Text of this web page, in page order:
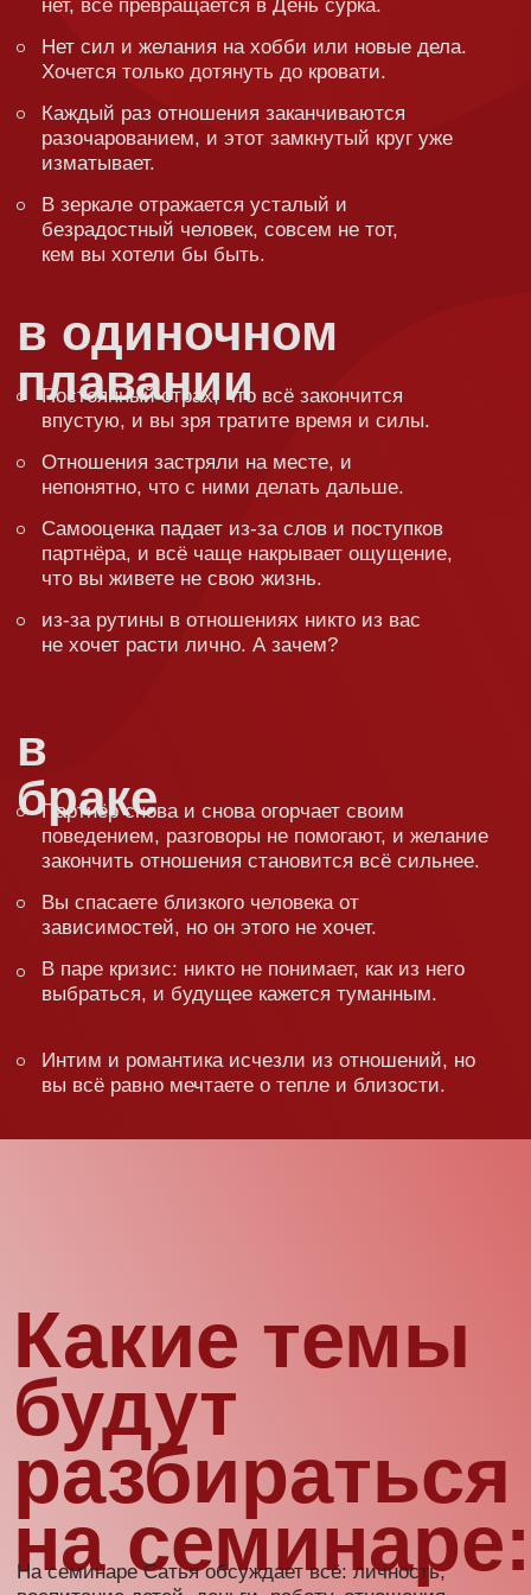
браке
не хочет расти лично. А зачем?
зависимостей, но он этого не хочет.
Партнёр снова и снова огорчает своим
поведением, разговоры не помогают, и желание
закончить отношения становится всё сильнее.
В паре кризис: никто не понимает, как из него
выбраться, и будущее кажется туманным.
вы всё равно мечтаете о тепле и близости.
Какие темы
будут
разбираться
на семинаре:
Просто о самом сложном —
вот девиз Сатьи!
Сатья не читает нудные конспекты,
и терминами. Он делится опытом: своим
(а он уже более 30 лет в счастливом браке), тех,
кто приходил к нему на курсы и семинары,
из мелких деталей, каждая из которых очень
важна!
Сатья не будет учить вас жизни!
Читать нотации. Он доступным
и понятным языком поделится
1 000 000 людей построить
счастливые отношения.